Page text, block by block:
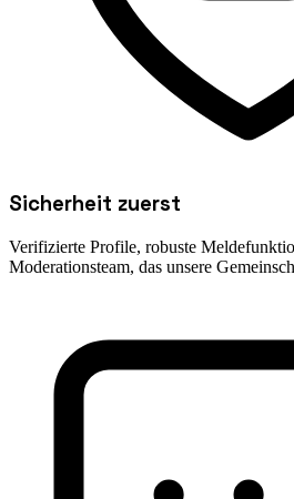
Sicherheit zuerst
Verifizierte Profile, robuste
Moderationsteam, das unsere